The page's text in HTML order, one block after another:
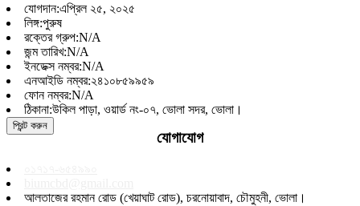
যোগদান:এপ্রিল ২৫, ২০২৫
লিঙ্গ:পুরুষ
রক্তের গ্রুপ:N/A
জন্ম তারিখ:N/A
ইনডেক্স নম্বর:N/A
এনআইডি নম্বর:২৪১০৮৫৯৯৫৯
ফোন নম্বর:N/A
ঠিকানা:উকিল পাড়া, ওয়ার্ড নং-০৭, ভোলা সদর, ভোলা।
প্রিন্ট করুন
যোগাযোগ
আলতাজের রহমান রোড (খেয়াঘাট রোড), চরনোয়াবাদ, চৌমুহনী, ভোলা।